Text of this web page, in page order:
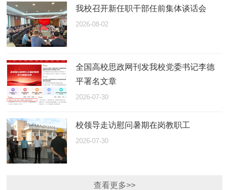
我校召开新任职干部任前集体谈话会
2026-08-02
全国高校思政网刊发我校党委书记李德
平署名文章
2026-07-30
校领导走访慰问暑期在岗教职工
2026-07-30
查看更多>>